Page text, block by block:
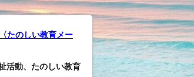
たのしい教育メー
活動、たのしい教育